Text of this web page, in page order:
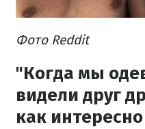
Фото Reddit
"Когда мы
видели друг
как